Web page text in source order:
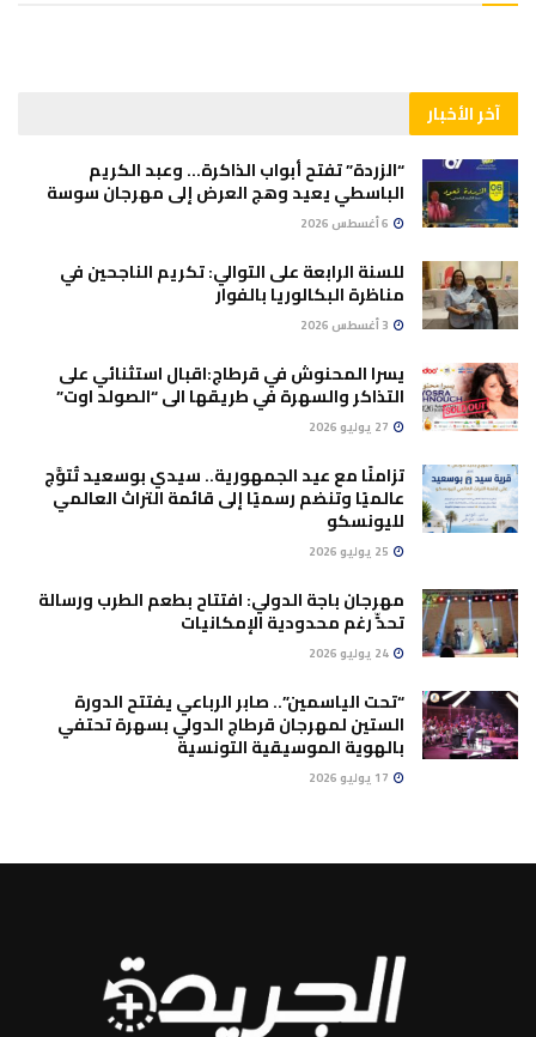
آخر الأخبار
“الزردة” تفتح أبواب الذاكرة… وعبد الكريم
الباسطي يعيد وهج العرض إلى مهرجان سوسة
للسنة الرابعة على التوالي: تكريم الناجحين في
مناظرة البكالوريا بالفوار
يسرا المحنوش في قرطاج:اقبال استثنائي على
التذاكر والسهرة في طريقها الى “الصولد اوت”
تزامنًا مع عيد الجمهورية.. سيدي بوسعيد تُتوَّج
عالميًا وتنضم رسميًا إلى قائمة التراث العالمي
لليونسكو
مهرجان باجة الدولي: افتتاح بطعم الطرب ورسالة
تحدٍّ رغم محدودية الإمكانيات
“تحت الياسمين”.. صابر الرباعي يفتتح الدورة
الستين لمهرجان قرطاج الدولي بسهرة تحتفي
بالهوية الموسيقية التونسية